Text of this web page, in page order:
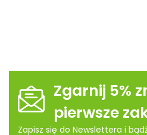
Zgarnij 5%
pierwsze
Zapisz się do Newslettera i